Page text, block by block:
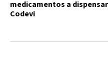
medicamentos a
Codevi